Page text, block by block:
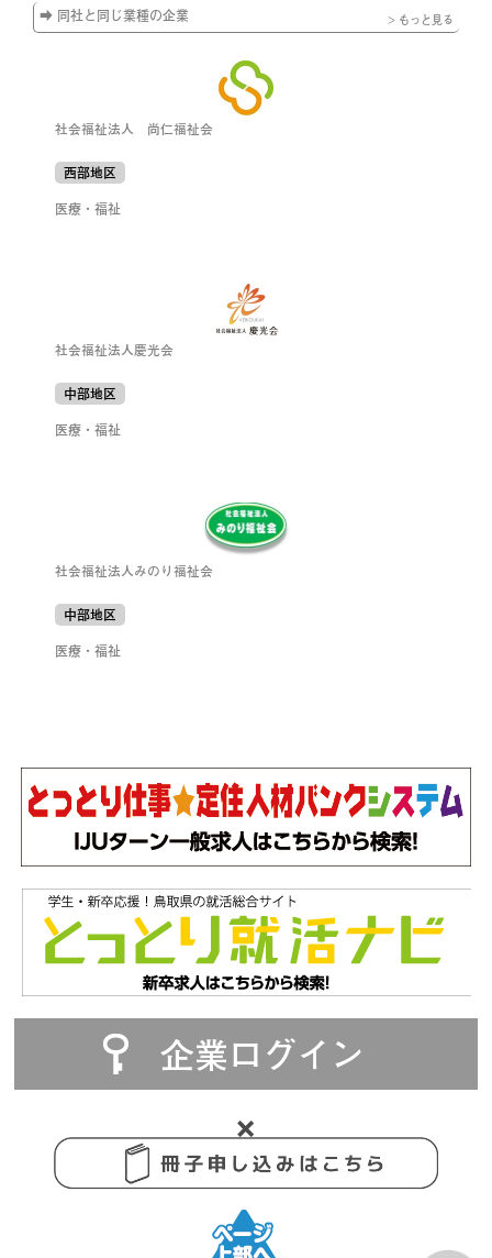
➡ 同社と同じ業種の企業 > もっと見る
社会福祉法人 尚仁福祉会
西部地区
医療・福祉
社会福祉法人慶光会
中部地区
医療・福祉
社会福祉法人みのり福祉会
中部地区
医療・福祉
企業ログイン